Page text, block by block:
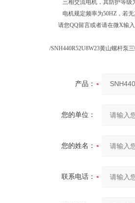
三相交流电机，其防护等级为
电机规定频率为50HZ，若无
请您QQ留言或者请在微X输入
/SNH440R52U8W23黄山螺杆泵
产品：
您的单位：
您的姓名：
联系电话：